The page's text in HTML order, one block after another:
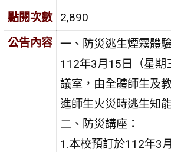
點閱次數
2,890
公告內容 一、防災逃生煙霧體驗
112年3月15日（星期
議室，由全體師生及
進師生火災時逃生知
二、防災講座：
1.本校預訂於112年3